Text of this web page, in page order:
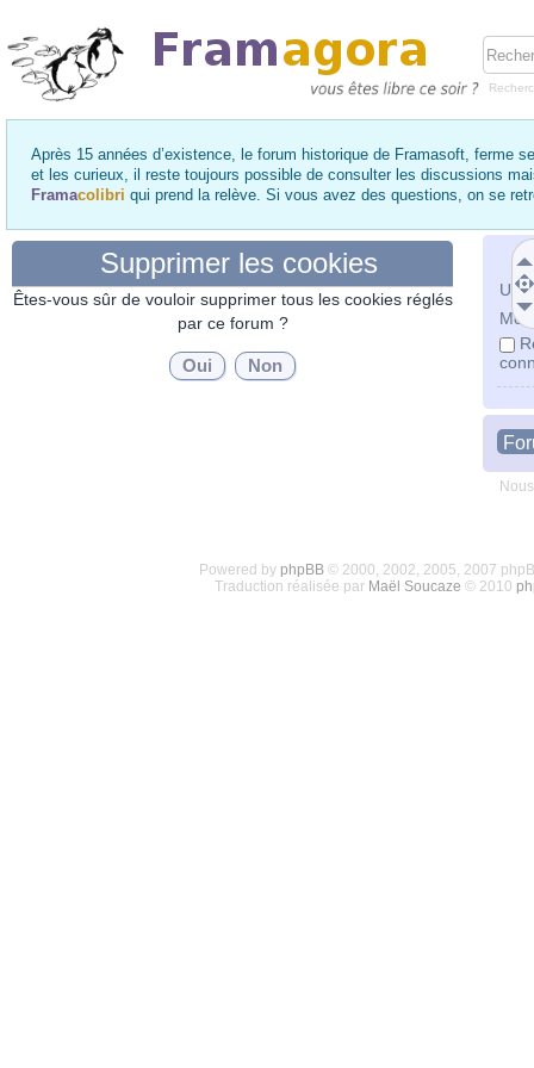
Après 15 années d’existence, le forum historique de Framasoft, ferme
et les curieux, il reste toujours possible de consulter les discussions
Framacolibri qui prend la relève. Si vous avez des questions, on se
Mot
Supprimer les cookies
Êtes-vous sûr de vouloir supprimer tous les cookies réglés
par ce forum ?
Powered by phpBB© 2000, 2002, 2005, 2007
Traduction réalisée par Maël Soucaze © 2010